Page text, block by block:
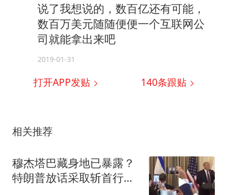
说了我想说的，数百亿还有可能，
数百万美元随随便便一个互联网公
司就能拿出来吧
2019-01-31
打开APP发贴 140条跟贴
相关推荐
穆杰塔巴藏身地已暴露？
特朗普放话采取斩首行